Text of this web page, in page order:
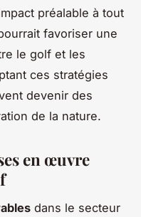
préalable à tout
favoriser une
le golf et les
ces stratégies
devenir des
de la nature.
en œuvre
dans le secteur